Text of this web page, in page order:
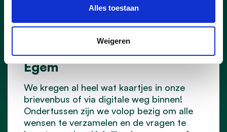
Alles toestaan
Weigeren
Jouw wens voor Pittem &
Egem
14/01/24
We kregen al heel wat kaartjes in onze
brievenbus of via digitale weg binnen!
Ondertussen zijn we volop bezig om alle
wensen te verzamelen en de vragen te